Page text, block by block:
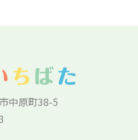
中原町38-5